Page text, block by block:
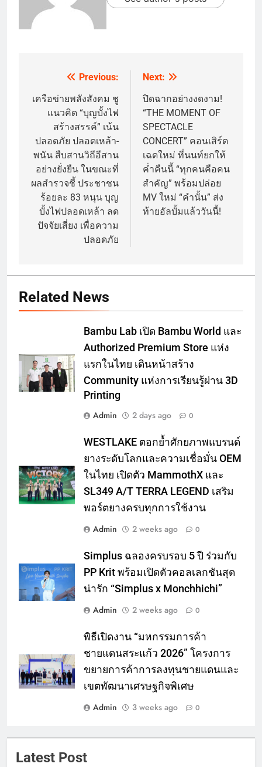
navigation
Previous:
เครือข่ายพลังสังคม ชู
แนวคิด “บุญบั้งไฟ
สร้างสรรค์” เน้น
ปลอดภัย ปลอดเหล้า-
พนัน สืบสานวิถีอีสาน
อย่างยั่งยืน ในขณะที่
ผลสำรวจชี้ ประชาชน
ร้อยละ 83 หนุน บุญ
บั้งไฟปลอดเหล้า ลด
ปัจจัยเสี่ยง เพื่อความ
ปลอดภัย
Next:
ปิดฉากอย่างงดงาม!
“THE MOMENT OF
SPECTACLE
CONCERT” คอนเสิร์ต
เฉดใหม่ ที่นนท์ยกให้
ค่ำคืนนี้ “ทุกคนคือคน
สำคัญ” พร้อมปล่อย
MV ใหม่ “คำนั้น” ส่ง
ท้ายอัลบั้มแล้ววันนี้!
Related News
Bambu Lab เปิด Bambu World และ
Authorized Premium Store แห่ง
แรกในไทย เดินหน้าสร้าง
Community แห่งการเรียนรู้ผ่าน 3D
Printing
Admin
2 days ago 0
WESTLAKE ตอกย้ำศักยภาพแบรนด์
ยางระดับโลกและความเชื่อมั่น OEM
ในไทย เปิดตัว MammothX และ
SL349 A/T TERRA LEGEND เสริม
พอร์ตยางครบทุกการใช้งาน
Admin
2 weeks ago 0
Simplus ฉลองครบรอบ 5 ปี ร่วมกับ
PP Krit พร้อมเปิดตัวคอลเลกชันสุด
น่ารัก “Simplus x Monchhichi”
Admin
2 weeks ago 0
พิธีเปิดงาน “มหกรรมการค้า
ชายแดนสระแก้ว 2026” โครงการ
ขยายการค้าการลงทุนชายแดนและ
เขตพัฒนาเศรษฐกิจพิเศษ
Admin
3 weeks ago 0
Latest Post